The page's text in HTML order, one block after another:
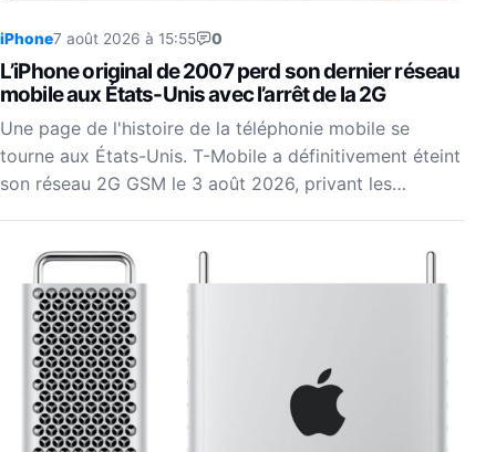
iPhone7 août 2026 à 15:55 0
L’iPhone original de 2007 perd son dernier réseau
mobile aux États-Unis avec l’arrêt de la 2G
Une page de l'histoire de la téléphonie mobile se
tourne aux États-Unis. T-Mobile a définitivement éteint
son réseau 2G GSM le 3 août 2026, privant les…